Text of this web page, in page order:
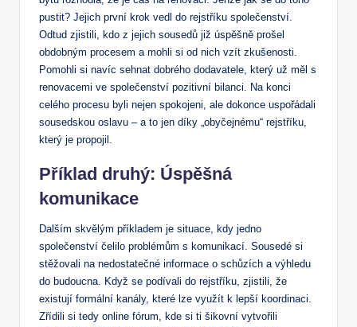
pustit?⁤ Jejich první krok vedl ‌do rejstříku společenství.
Odtud ‍zjistili, kdo z jejich sousedů již úspěšně prošel
‌obdobným procesem a ⁣mohli si od⁤ nich vzít zkušenosti.
Pomohli si navíc⁤ sehnat‍ dobrého dodavatele, který⁤ už ⁣měl s⁤
renovacemi ⁣ve společenství pozitivní bilanci. Na konci
celého procesu byli⁣ nejen spokojeni, ale dokonce uspořádali
sousedskou oslavu – ‌a to jen díky⁤ „obyčejnému“ rejstříku,
který⁢ je propojil.
Příklad druhý: Úspěšná
komunikace
Dalším skvělým příkladem je situace,​ kdy⁤ jedno
společenství čelilo problémům s komunikací. Sousedé si
stěžovali na nedostatečné informace o schůzích ‌a výhledu
do budoucna. Když se podívali do ‍rejstříku, zjistili, že
existují formální kanály, ​které lze využít⁢ k lepší koordinaci.⁢
Zřídili si ⁢tedy online fórum,⁤ kde si ti šikovní vytvořili